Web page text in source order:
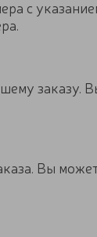
с
заказу.
Вы